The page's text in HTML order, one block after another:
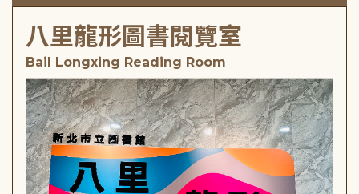
八里龍形圖書閱覽室
Bail Longxing Reading Room